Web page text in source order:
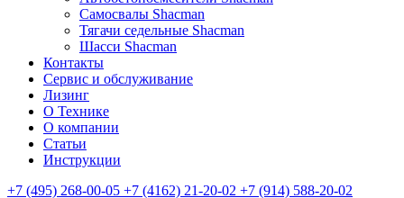
Самосвалы Shacman
Тягачи седельные Shacman
Шасси Shacman
Контакты
Сервис и обслуживание
Лизинг
О Технике
О компании
Статьи
Инструкции
+7 (495) 268-00-05 +7 (4162) 21-20-02 +7 (914) 588-20-02